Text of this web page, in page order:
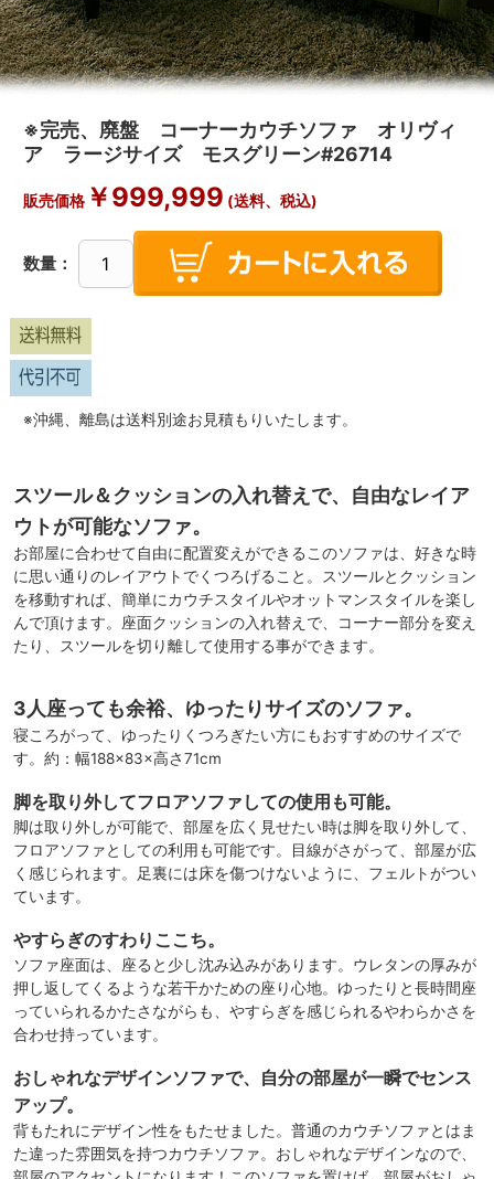
※完売、廃盤 コーナーカウチソファ オリヴィ
ア ラージサイズ モスグリーン#26714
販売価格￥999,999 (送料、税込)
数量：
※沖縄、離島は送料別途お見積もりいたします。
スツール＆クッションの入れ替えで、自由なレイア
ウトが可能なソファ。
お部屋に合わせて自由に配置変えができるこのソファは、好きな時
に思い通りのレイアウトでくつろげること。スツールとクッション
を移動すれば、簡単にカウチスタイルやオットマンスタイルを楽し
んで頂けます。座面クッションの入れ替えで、コーナー部分を変え
たり、スツールを切り離して使用する事ができます。
3人座っても余裕、ゆったりサイズのソファ。
寝ころがって、ゆったりくつろぎたい方にもおすすめのサイズで
す。約：幅188×83×高さ71cm
脚を取り外してフロアソファしての使用も可能。
脚は取り外しが可能で、部屋を広く見せたい時は脚を取り外して、
フロアソファとしての利用も可能です。目線がさがって、部屋が広
く感じられます。足裏には床を傷つけないように、フェルトがつい
ています。
やすらぎのすわりここち。
ソファ座面は、座ると少し沈み込みがあります。ウレタンの厚みが
押し返してくるような若干かための座り心地。ゆったりと長時間座
っていられるかたさながらも、やすらぎを感じられるやわらかさを
合わせ持っています。
おしゃれなデザインソファで、自分の部屋が一瞬でセンス
アップ。
背もたれにデザイン性をもたせました。普通のカウチソファとはま
た違った雰囲気を持つカウチソファ。おしゃれなデザインなので、